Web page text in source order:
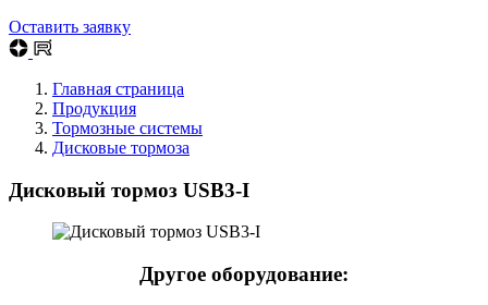
Оставить заявку
Главная страница
Продукция
Тормозные системы
Дисковые тормоза
Дисковый тормоз USB3-I
Другое оборудование: